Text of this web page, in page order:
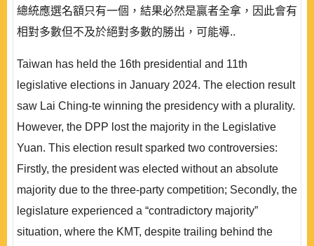
總統應選名額只有一個，結果必然是贏者全拿，因此會有
相對多數但不及於絕對多數的勝出，可能導..
Taiwan has held the 16th presidential and 11th
legislative elections in January 2024. The election result
saw Lai Ching-te winning the presidency with a plurality.
However, the DPP lost the majority in the Legislative
Yuan. This election result sparked two controversies:
Firstly, the president was elected without an absolute
majority due to the three-party competition; Secondly, the
legislature experienced a “contradictory majority”
situation, where the KMT, despite trailing behind the